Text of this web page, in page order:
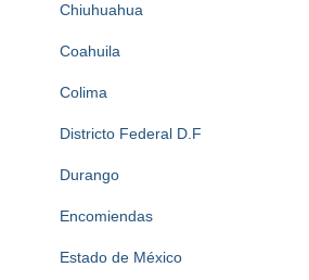
Chiuhuahua
Coahuila
Colima
Districto Federal D.F
Durango
Encomiendas
Estado de México